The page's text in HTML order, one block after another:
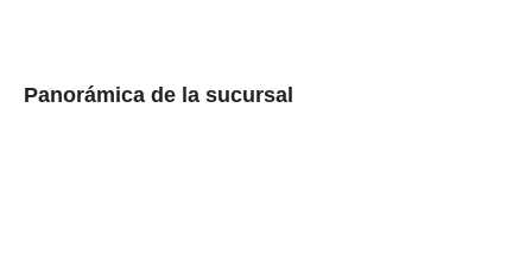
Panorámica de la sucursal